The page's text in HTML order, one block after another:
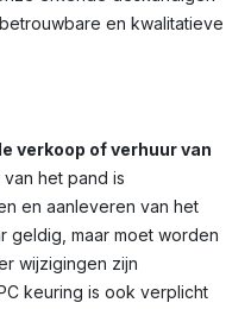
en kwalitatieve
verkoop of verhuur van
het pand is
en aanleveren van het
geldig, maar moet worden
wijzigingen zijn
keuring is ook verplicht